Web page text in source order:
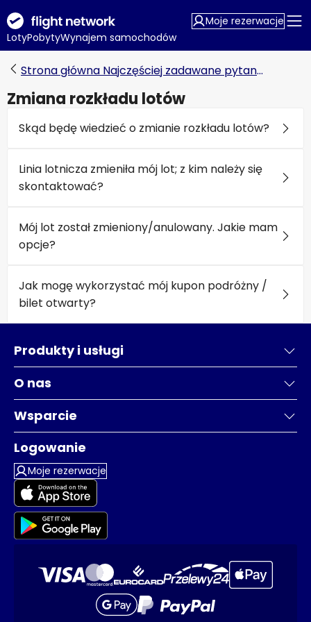
LotyPobytyWynajem samochodów
Moje rezerwacje
Strona główna Najczęściej zadawane pytania
Zmiana rozkładu lotów
Skąd będę wiedzieć o zmianie rozkładu lotów?
Linia lotnicza zmieniła mój lot; z kim należy się
skontaktować?
Mój lot został zmieniony/anulowany. Jakie mam
opcje?
Jak mogę wykorzystać mój kupon podróżny /
bilet otwarty?
Produkty i usługi
O nas
Wsparcie
Logowanie
Moje rezerwacje